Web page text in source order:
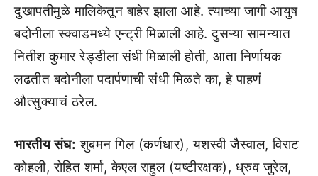
दुखापतीमुळे मालिकेतून बाहेर झाला आहे. त्याच्या जागी आयुष
बदोनीला स्क्वाडमध्ये एन्ट्री मिळाली आहे. दुसऱ्या सामन्यात
नितीश कुमार रेड्डीला संधी मिळाली होती, आता निर्णायक
लढतीत बदोनीला पदार्पणाची संधी मिळते का, हे पाहणं
औत्सुक्याचं ठरेल.
भारतीय संघ: शुबमन गिल (कर्णधार), यशस्वी जैस्वाल, विराट
कोहली, रोहित शर्मा, केएल राहुल (यष्टीरक्षक), ध्रुव जुरेल,